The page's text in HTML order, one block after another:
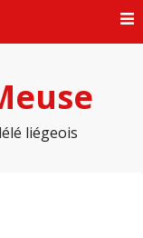
liégeois